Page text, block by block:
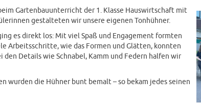
Gartenbauunterricht der 1. Klasse Hauswirtschaft mit
gestalteten wir unsere eigenen Tonhühner.
es direkt los: Mit viel Spaß und Engagement formten
Arbeitsschritte, wie das Formen und Glätten, konnten
Details wie Schnabel, Kamm und Federn halfen wir
wurden die Hühner bunt bemalt – so bekam jedes seinen